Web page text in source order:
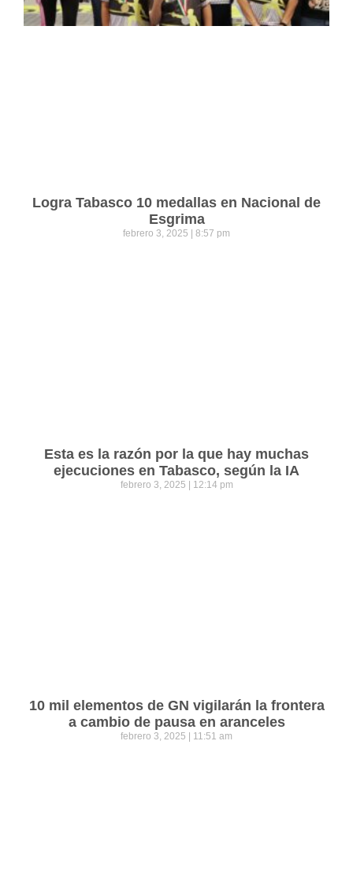
Logra Tabasco 10 medallas en Nacional de
Esgrima
febrero 3, 2025 8:57 pm
Esta es la razón por la que hay muchas
ejecuciones en Tabasco, según la IA
febrero 3, 2025 12:14 pm
10 mil elementos de GN vigilarán la frontera
a cambio de pausa en aranceles
febrero 3, 2025 11:51 am